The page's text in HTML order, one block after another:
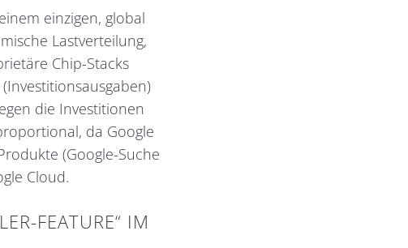
einzigen, global
Lastverteilung,
Chip-Stacks
die Investitionen
da Google
(Google-Suche
Cloud.
FEATURE“ IM